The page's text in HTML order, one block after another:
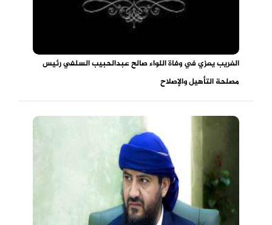
الغريب يعزي في وفاة اللواء صالح عبدالحبيب السلفي رئيس
مصلحة التأهيل والإصلاح